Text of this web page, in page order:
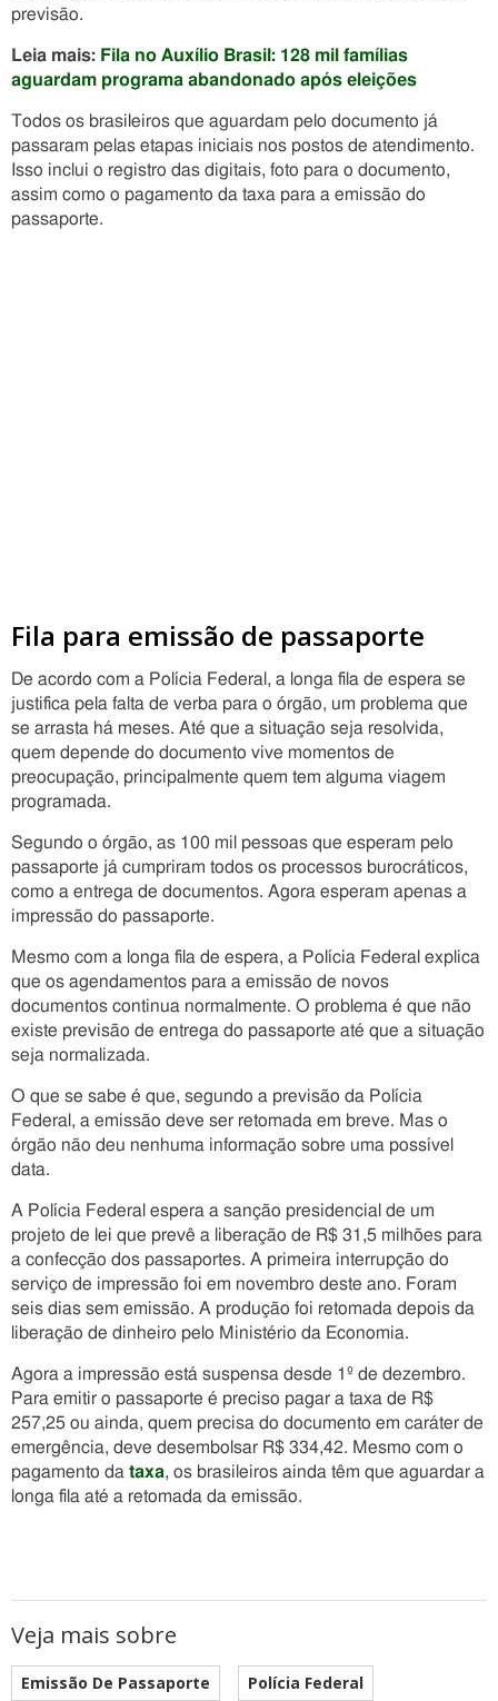
previsão.
Leia mais: Fila no Auxílio Brasil: 128 mil famílias
aguardam programa abandonado após eleições
Todos os brasileiros que aguardam pelo documento já
passaram pelas etapas iniciais nos postos de atendimento.
Isso inclui o registro das digitais, foto para o documento,
assim como o pagamento da taxa para a emissão do
passaporte.
Fila para emissão de passaporte
De acordo com a Polícia Federal, a longa fila de espera se
justifica pela falta de verba para o órgão, um problema que
se arrasta há meses. Até que a situação seja resolvida,
quem depende do documento vive momentos de
preocupação, principalmente quem tem alguma viagem
programada.
Segundo o órgão, as 100 mil pessoas que esperam pelo
passaporte já cumpriram todos os processos burocráticos,
como a entrega de documentos. Agora esperam apenas a
impressão do passaporte.
Mesmo com a longa fila de espera, a Polícia Federal explica
que os agendamentos para a emissão de novos
documentos continua normalmente. O problema é que não
existe previsão de entrega do passaporte até que a situação
seja normalizada.
O que se sabe é que, segundo a previsão da Polícia
Federal, a emissão deve ser retomada em breve. Mas o
órgão não deu nenhuma informação sobre uma possível
data.
A Polícia Federal espera a sanção presidencial de um
projeto de lei que prevê a liberação de R$ 31,5 milhões para
a confecção dos passaportes. A primeira interrupção do
serviço de impressão foi em novembro deste ano. Foram
seis dias sem emissão. A produção foi retomada depois da
liberação de dinheiro pelo Ministério da Economia.
Agora a impressão está suspensa desde 1º de dezembro.
Para emitir o passaporte é preciso pagar a taxa de R$
257,25 ou ainda, quem precisa do documento em caráter de
emergência, deve desembolsar R$ 334,42. Mesmo com o
pagamento da taxa, os brasileiros ainda têm que aguardar a
longa fila até a retomada da emissão.
Veja mais sobre
Emissão De Passaporte Polícia Federal